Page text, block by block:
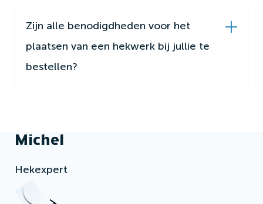
Zijn alle benodigdheden voor het
plaatsen van een hekwerk bij jullie te
bestellen?
Michel
Hekexpert